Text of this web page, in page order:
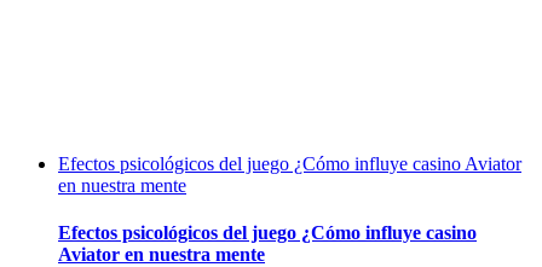
Efectos psicológicos del juego ¿Cómo influye casino Aviator
en nuestra mente
Efectos psicológicos del juego ¿Cómo influye casino
Aviator en nuestra mente